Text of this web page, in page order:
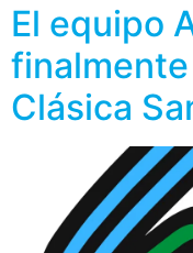
El equipo
Clásica